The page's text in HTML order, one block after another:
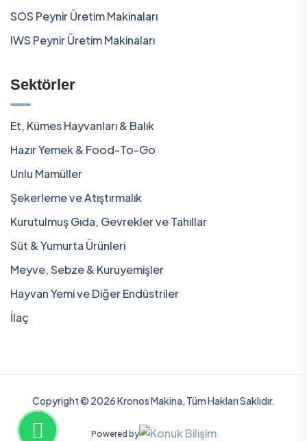
SOS Peynir Üretim Makinaları
IWS Peynir Üretim Makinaları
Sektörler
Et, Kümes Hayvanları & Balık
Hazır Yemek & Food-To-Go
Unlu Mamüller
Şekerleme ve Atıştırmalık
Kurutulmuş Gıda, Gevrekler ve Tahıllar
Süt & Yumurta Ürünleri
Meyve, Sebze & Kuruyemişler
Hayvan Yemi ve Diğer Endüstriler
İlaç
Copyright © 2026 Kronos Makina, Tüm Hakları Saklıdır.
Powered by